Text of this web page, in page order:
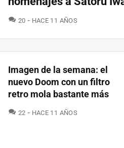
20 COMENTARIOS
HACE 11 AÑOS
Imagen de la semana: el
nuevo Doom con un filtro
retro mola bastante más
22 COMENTARIOS
HACE 11 AÑOS